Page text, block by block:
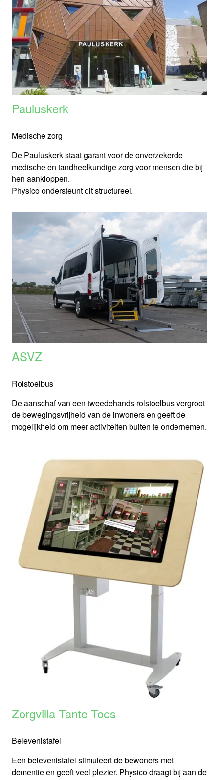
Pauluskerk
Medische zorg
De Pauluskerk staat garant voor de onverzekerde
medische en tandheelkundige zorg voor mensen die bij
hen aankloppen.
Physico ondersteunt dit structureel.
ASVZ
Rolstoelbus
De aanschaf van een tweedehands rolstoelbus vergroot
de bewegingsvrijheid van de inwoners en geeft de
mogelijkheid om meer activiteiten buiten te ondernemen.
Zorgvilla Tante Toos
Belevenistafel
Een belevenistafel stimuleert de bewoners met
dementie en geeft veel plezier. Physico draagt bij aan de